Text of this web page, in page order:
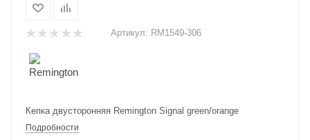
Артикул: RM1549-306
Кепка двусторонняя Remington Signal green/orange
Подробности